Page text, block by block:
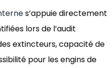
s’appuie directement
lors de l’audit
extincteurs, capacité de
pour les engins de